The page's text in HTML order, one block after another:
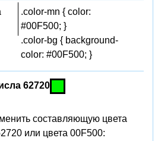
.color-mn { color:
#00F500; }
.color-bg { background-
color: #00F500; }
62720
составляющую цвета
или цвета 00F500: